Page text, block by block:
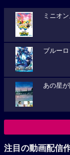
ミニオ
ブルーロ
あの星が
注目の動画配信